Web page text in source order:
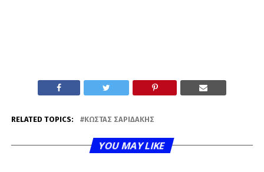
RELATED TOPICS: ΚΏΣΤΑΣ ΣΑΡΙΔΆΚΗΣ
YOU MAY LIKE